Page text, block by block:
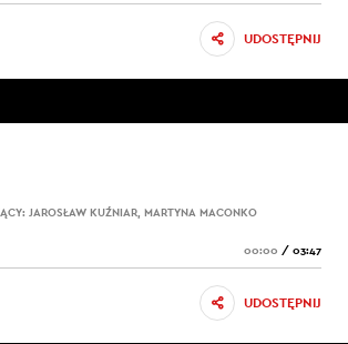
UDOSTĘPNIJ
JAROSŁAW KUŹNIAR, MARTYNA MACONKO
00:00 / 03:47
UDOSTĘPNIJ